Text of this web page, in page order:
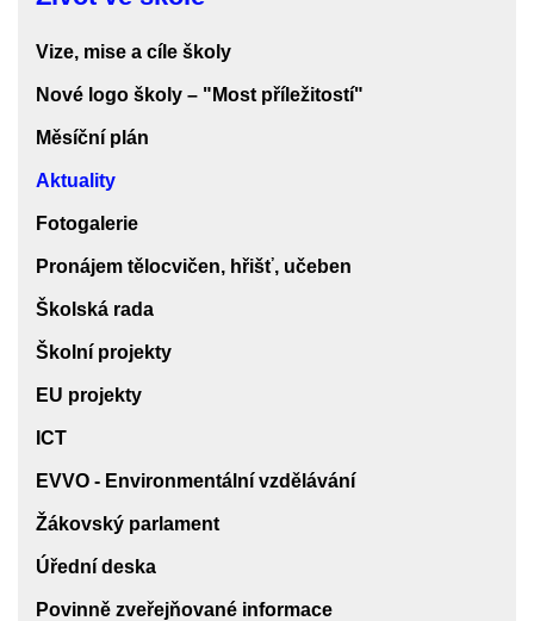
ve
škole
Vize, mise a cíle školy
Nové logo školy – "Most příležitostí"
Měsíční plán
Aktuality
Fotogalerie
Pronájem tělocvičen, hřišť, učeben
Školská rada
Školní projekty
EU projekty
ICT
EVVO - Environmentální vzdělávání
Žákovský parlament
Úřední deska
Povinně zveřejňované informace